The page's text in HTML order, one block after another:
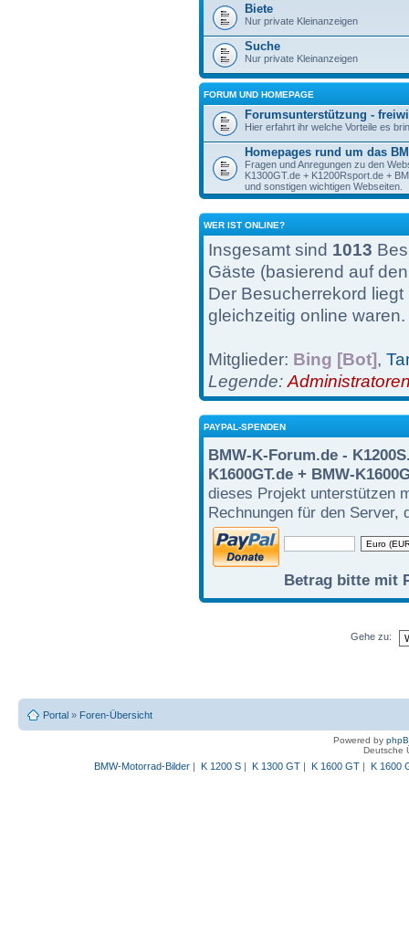
Biete
Nur private Kleinanzeigen
Suche
Nur private Kleinanzeigen
FORUM UND HOMEPAGE
Forumsunterstützung -
Hier erfahrt ihr welche Vorteile es
Homepages rund um das
Fragen und Anregungen zu den
K1300GT.de + K1200Rsport.de +
und sonstigen wichtigen Webseiten.
WER IST ONLINE?
Insgesamt sind 1013
Gäste (basierend auf
Der Besucherrekord
gleichzeitig online waren.
Mitglieder: Bing [Bot],
Legende:
PAYPAL-SPENDEN
BMW-K-Forum.de -
K1600GT.de + BMW-
dieses Projekt unterstützen
Rechnungen für den Server,
Betrag bitte mit
Gehe zu:
Portal » Foren-Übersicht
Powered by
Deutsche
BMW-Motorrad-Bilder| K 1200 S| K 1300 GT| K 1600 GT| K 1600